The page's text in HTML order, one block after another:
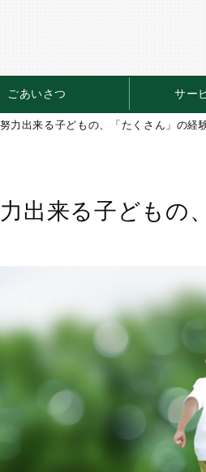
ごあいさつ サー
力出来る子どもの、「たくさん」の経
出来る子どもの